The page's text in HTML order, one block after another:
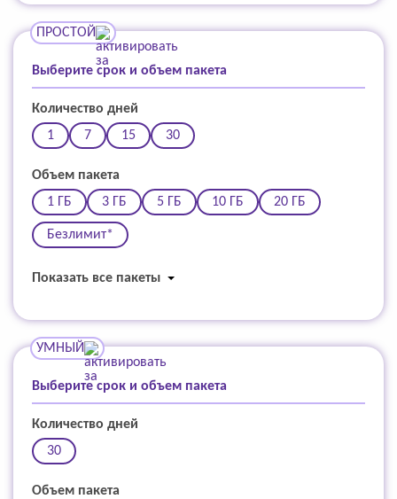
ПРОСТОЙ
Выберите срок и объем пакета
Количество дней
1
7 15 30
Объем пакета
1 ГБ
3 ГБ 5 ГБ 10 ГБ 20 ГБ
Безлимит*
Показать все пакеты
УМНЫЙ
Выберите срок и объем пакета
Количество дней
30
Объем пакета